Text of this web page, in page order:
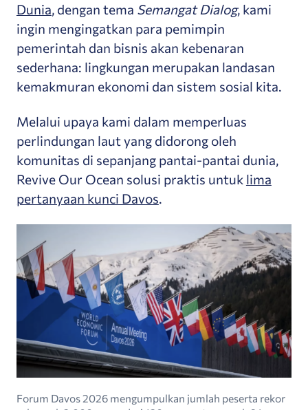
Dunia, dengan tema Semangat Dialog, kami
ingin mengingatkan para pemimpin
pemerintah dan bisnis akan kebenaran
sederhana: lingkungan merupakan landasan
kemakmuran ekonomi dan sistem sosial kita.
Melalui upaya kami dalam memperluas
perlindungan laut yang didorong oleh
komunitas di sepanjang pantai-pantai dunia,
Revive Our Ocean solusi praktis untuk lima
pertanyaan kunci Davos.
Forum Davos 2026 mengumpulkan jumlah peserta rekor